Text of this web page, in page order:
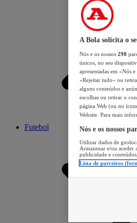
Futebol
A Bola solicita o
Nós e os nossos 298
únicos, no seu
apresentadas em «Nós
«Rejeitar tudo» ou
alguns conteúdos e
escolhas ou retirar o
página Web (ou no
Website. Para mais
Nós e os nossos
Utilizar dados de
Armazenar e/ou aceder
publicidade e
Lista de parceiros